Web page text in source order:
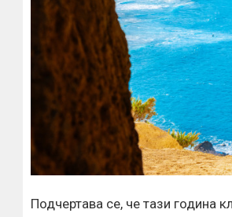
Подчертава се, че тази година